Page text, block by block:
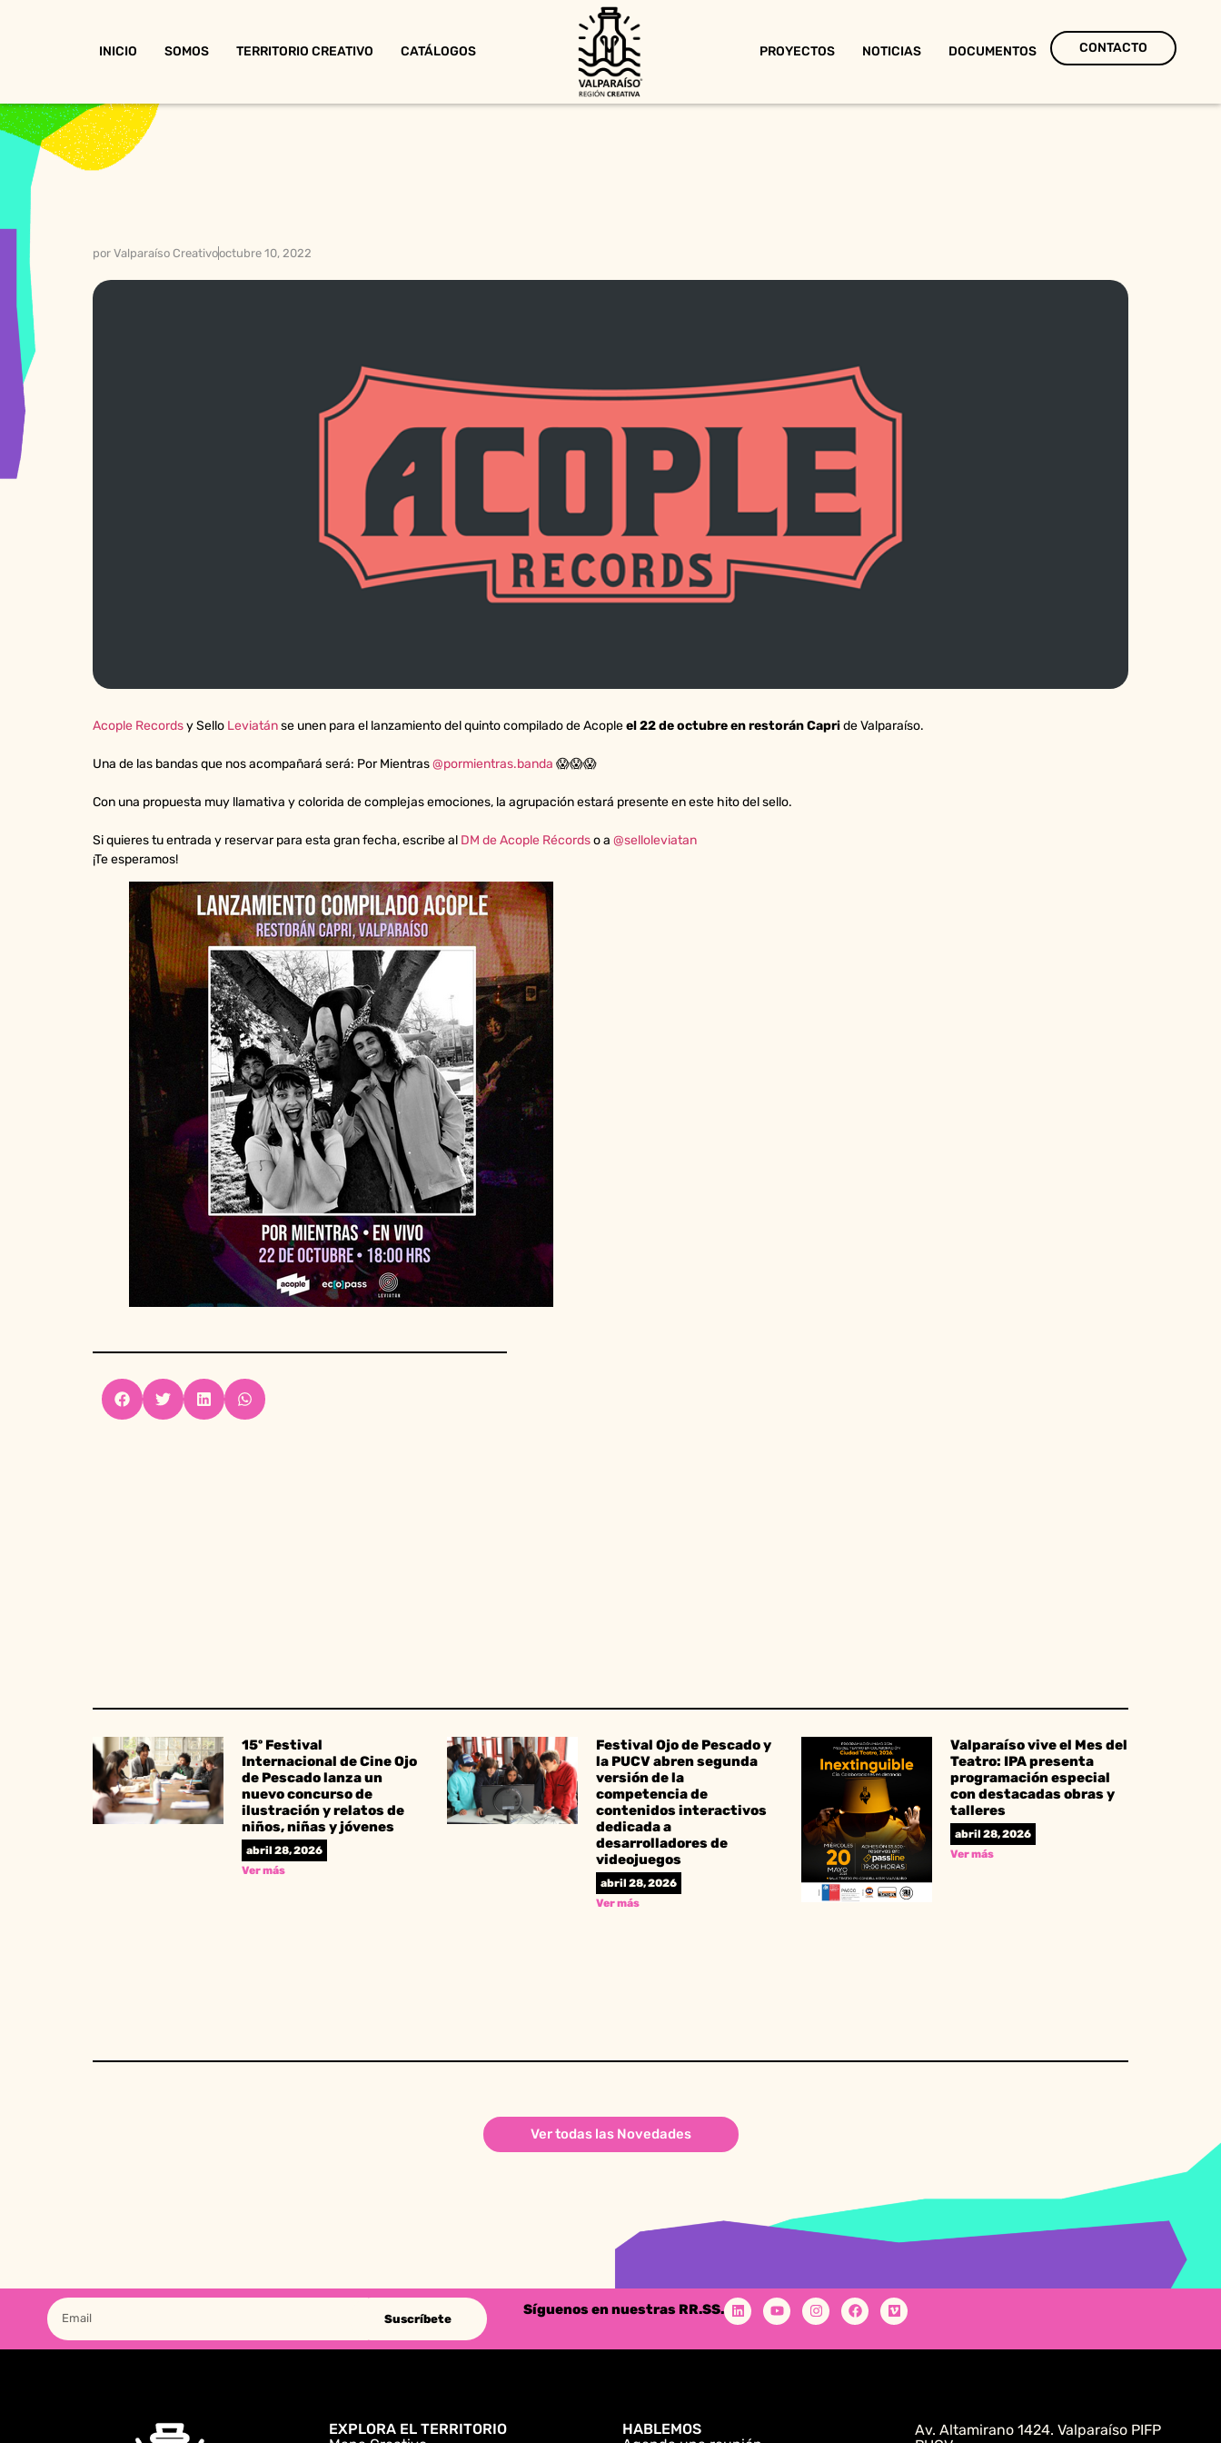
INICIO SOMOS TERRITORIO CREATIVO CATÁLOGOS PROYECTOS NOTICIAS DOCUMENTOS CONTACTO
por Valparaíso Creativooctubre 10, 2022
Acople Recordsy Sello Leviatánse unen para el lanzamiento del quinto compilado de Acopleel 22 de octubre en restorán Capride Valparaíso.
Una de las bandas que nos acompañará será: Por Mientras@pormientras.banda 😱😱😱
Con una propuesta muy llamativa y colorida de complejas emociones, la agrupación estará presente en este hito del sello.
Si quieres tu entrada y reservar para esta gran fecha, escribe al DM de Acople Récordso a @selloleviatan
¡Te esperamos!
15º Festival
Internacional de Cine Ojo
de Pescado lanza un
nuevo concurso de
ilustración y relatos de
niños, niñas y jóvenes
abril 28, 2026
Ver más
Festival Ojo de Pescado y
la PUCV abren segunda
versión de la
competencia de
contenidos interactivos
dedicada a
desarrolladores de
videojuegos
abril 28, 2026
Ver más
Valparaíso vive el Mes del
Teatro: IPA presenta
programación especial
con destacadas obras y
talleres
abril 28, 2026
Ver más
Ver todas las Novedades
Suscríbete
Síguenos en nuestras RR.SS.
EXPLORA EL TERRITORIO
HABLEMOS
Av. Altamirano 1424. Valparaíso PIFP